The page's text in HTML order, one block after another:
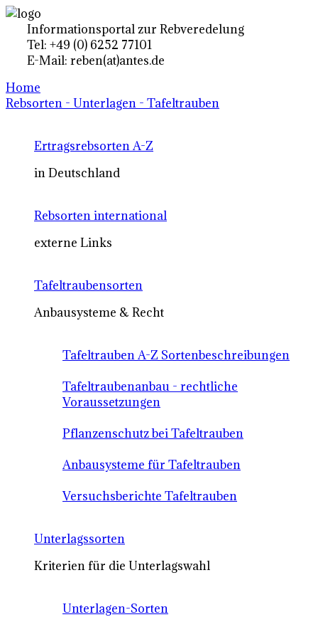
Informationsportal zur Rebveredelung
Tel: +49 (0) 6252 77101
E-Mail: reben(at)antes.de
Home
Rebsorten - Unterlagen - Tafeltrauben
Ertragsrebsorten A-Z
in Deutschland
Rebsorten international
externe Links
Tafeltraubensorten
Anbausysteme & Recht
Tafeltrauben A-Z Sortenbeschreibungen
Tafeltraubenanbau - rechtliche
Voraussetzungen
Pflanzenschutz bei Tafeltrauben
Anbausysteme für Tafeltrauben
Versuchsberichte Tafeltrauben
Unterlagssorten
Kriterien für die Unterlagswahl
Unterlagen-Sorten